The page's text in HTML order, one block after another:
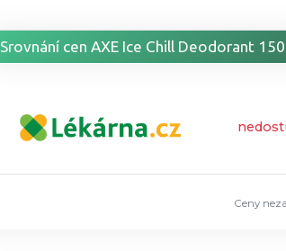
Srovnání cen AXE Ice Chill Deodorant
Ceny